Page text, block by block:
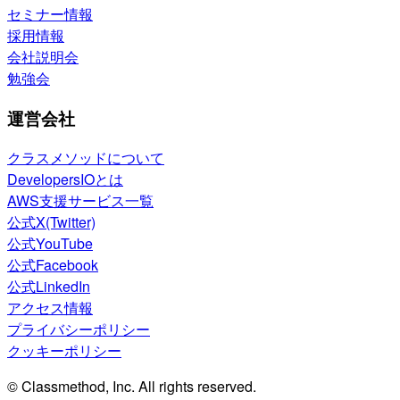
セミナー情報
採用情報
会社説明会
勉強会
運営会社
クラスメソッドについて
DevelopersIOとは
AWS支援サービス一覧
公式X(Twitter)
公式YouTube
公式Facebook
公式LinkedIn
アクセス情報
プライバシーポリシー
クッキーポリシー
© Classmethod, Inc. All rights reserved.